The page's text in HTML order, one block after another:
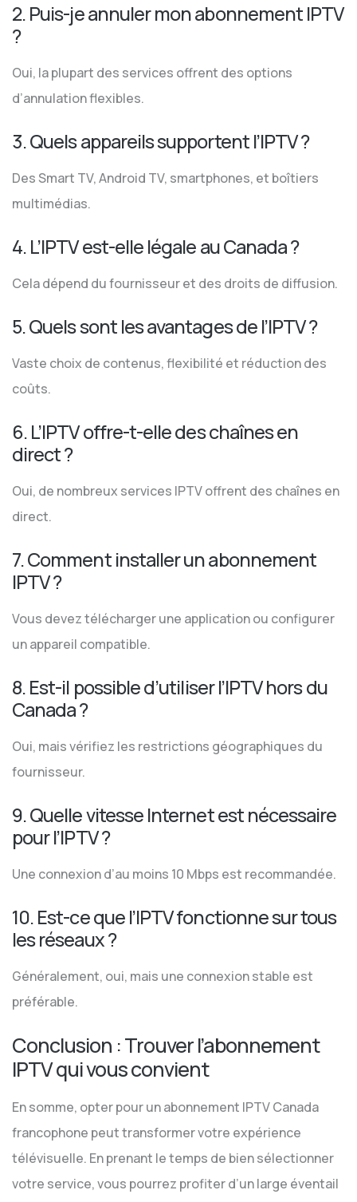
2. Puis-je annuler mon abonnement IPTV
?
Oui, la plupart des services offrent des options
d’annulation flexibles.
3. Quels appareils supportent l’IPTV ?
Des Smart TV, Android TV, smartphones, et boîtiers
multimédias.
4. L’IPTV est-elle légale au Canada ?
Cela dépend du fournisseur et des droits de diffusion.
5. Quels sont les avantages de l’IPTV ?
Vaste choix de contenus, flexibilité et réduction des
coûts.
6. L’IPTV offre-t-elle des chaînes en
direct ?
Oui, de nombreux services IPTV offrent des chaînes en
direct.
7. Comment installer un abonnement
IPTV ?
Vous devez télécharger une application ou configurer
un appareil compatible.
8. Est-il possible d’utiliser l’IPTV hors du
Canada ?
Oui, mais vérifiez les restrictions géographiques du
fournisseur.
9. Quelle vitesse Internet est nécessaire
pour l’IPTV ?
Une connexion d’au moins 10 Mbps est recommandée.
10. Est-ce que l’IPTV fonctionne sur tous
les réseaux ?
Généralement, oui, mais une connexion stable est
préférable.
Conclusion : Trouver l’abonnement
IPTV qui vous convient
En somme, opter pour un abonnement IPTV Canada
francophone peut transformer votre expérience
télévisuelle. En prenant le temps de bien sélectionner
votre service, vous pourrez profiter d’un large éventail